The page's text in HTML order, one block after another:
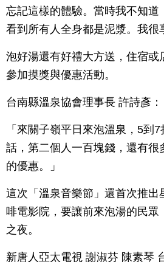
忘記這樣的體驗。當時我不知道
看到所有人全身都是泥漿。我很
泡好湯還有好禮大方送，住宿或
參加摸獎與優惠活動。
台南縣溫泉協會理事長 許詩彥：
「來關子嶺平日來泡溫泉，5到
話，第二個人一百塊錢，還有很
的優惠。」
這次「溫泉音樂節」還首次推出
啡電影院，要讓前來泡湯的民眾
之夜。
新唐人亞太電視 謝淑芬 陳素琴